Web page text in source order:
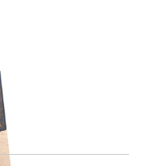
Belicoso
155 mm / 6 pouces